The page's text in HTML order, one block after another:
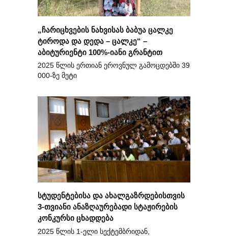
„ჩარიცხვების ნახვისას ბაბუა ცალკე
ტიროდა და დედა – ცალკე“ –
აბიტურიენტი 100%-იანი გრანტით
2025 წლის ერთიან ეროვნულ გამოცდებში 39
000-ზე მეტი
სტუდენტებისა და ახალგაზრდებისთვის
3-თვიანი ანაზღაურებადი სტაჟირების
კონკურსი ცხადდება
2025 წლის 1-ელი სექტემბრიდან,